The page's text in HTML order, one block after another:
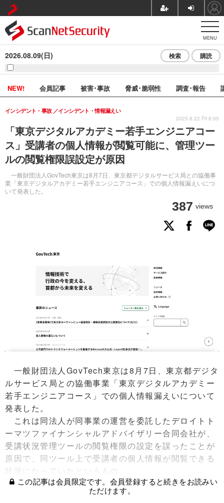
MENU
2026.08.09(日) 検索 購読
NEW! 会員記事 被害･事故 脅威･脆弱性 調査･報告
「東京デジタルアカデミー若手エンジニアコー
ス」受講者の個人情報が閲覧可能に、管理ツー
ルの閲覧権限誤設定が原因
一般財団法人GovTech東京は8月7日、東京都デジタルサービス局との協働事
業「東京デジタルアカデミー若手エンジニアコース」での個人情報漏えいにつ
いて発表した。
インシデント・事故 インシデント・情報漏えい
387 views
2025.8.22 Fri 8:05
一般財団法人GovTech東京は8月7日、東京都デジタ
ルサービス局との協働事業「東京デジタルアカデミー
若手エンジニアコース」での個人情報漏えいについて
発表した。
これは同法人が同事業の運営を委託したデロイトト
ーマツファイナンシャルアドバイザリー合同会社が、
受講状況管理ツールの閲覧権限の設定を誤ったことが
原因で、同ツール上で受講者の個人情報が閲覧できる
状況になっていたというもの。
この記事は会員限定です。会員登録すると続きをお読みい
ただけます。